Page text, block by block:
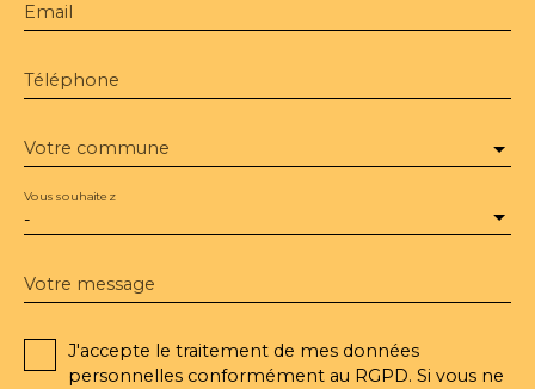
Email
Téléphone
Votre commune
-
Vous souhaitez
Votre message
J'accepte le traitement de mes données
personnelles conformément au RGPD. Si vous ne